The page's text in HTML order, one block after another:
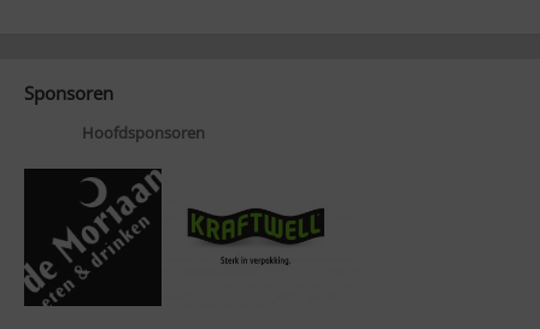
Sponsoren
Hoofdsponsoren